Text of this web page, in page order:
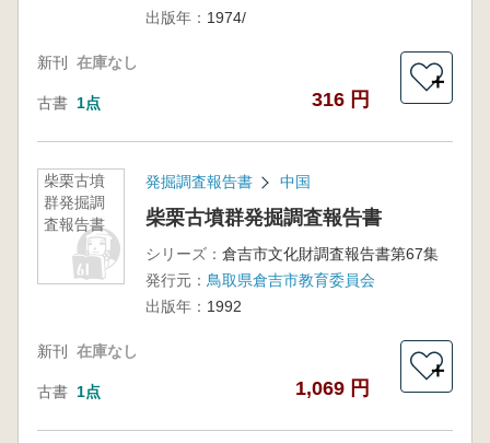
出版年： 1974/
新刊 在庫なし
古書 1点 316 円
＋
柴栗古墳
群発掘調
査報告書
発掘調査報告書 中国
柴栗古墳群発掘調査報告書
シリーズ： 倉吉市文化財調査報告書第67集
発行元： 鳥取県倉吉市教育委員会
出版年： 1992
新刊 在庫なし
古書 1点 1,069 円
＋